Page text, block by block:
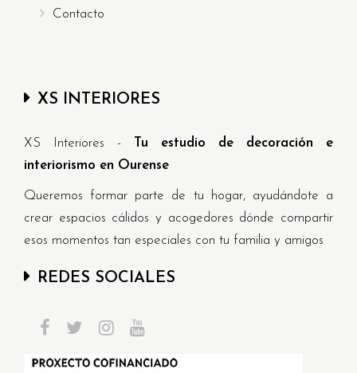
Contacto
XS INTERIORES
XS Interiores -
Tu estudio de decoración e
interiorismo en Ourense
Queremos formar parte de tu hogar, ayudándote a
crear espacios cálidos y acogedores dónde compartir
esos momentos tan especiales con tu familia y amigos
REDES SOCIALES